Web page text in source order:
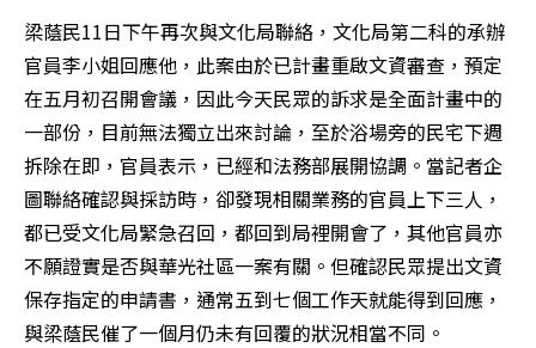
梁蔭民11日下午再次與文化局聯絡，文化局第二科的承辦
官員李小姐回應他，此案由於已計畫重啟文資審查，預定
在五月初召開會議，因此今天民眾的訴求是全面計畫中的
一部份，目前無法獨立出來討論，至於浴場旁的民宅下週
拆除在即，官員表示，已經和法務部展開協調。當記者企
圖聯絡確認與採訪時，卻發現相關業務的官員上下三人，
都已受文化局緊急召回，都回到局裡開會了，其他官員亦
不願證實是否與華光社區一案有關。但確認民眾提出文資
保存指定的申請書，通常五到七個工作天就能得到回應，
與梁蔭民催了一個月仍未有回覆的狀況相當不同。